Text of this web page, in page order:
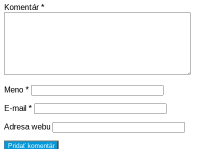
Komentár *
Meno *
E-mail *
Adresa webu